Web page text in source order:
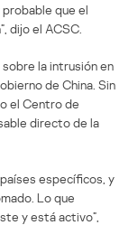
probable que el
dijo el ACSC.
la intrusión en
de China. Sin
el Centro de
directo de la
específicos, y
Lo que
y está activo”,